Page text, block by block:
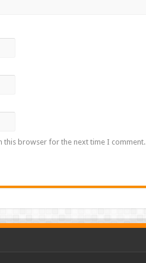
this browser for the next time I comment.